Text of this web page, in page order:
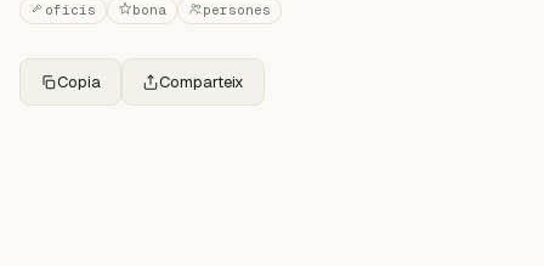
oficis bona persones
Copia Comparteix